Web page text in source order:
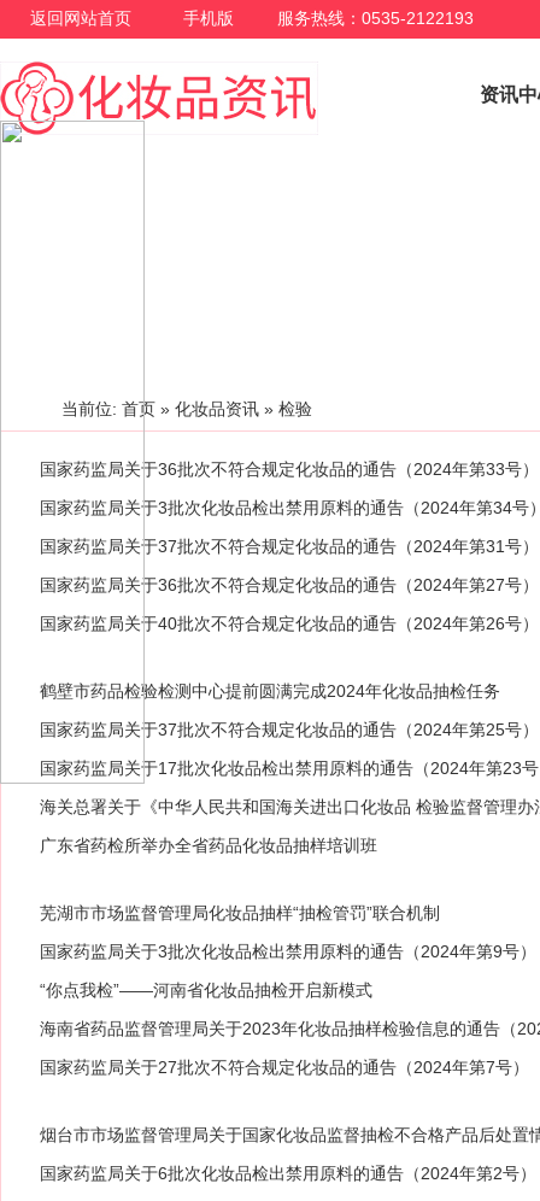
返回网站首页 手机版 服务热线：0535-2122193
资讯
当前位: 首页 » 化妆品资讯 » 检验
国家药监局关于36批次不符合规定化妆品的通告（2024年第33号）
国家药监局关于3批次化妆品检出禁用原料的通告（2024年第34号
国家药监局关于37批次不符合规定化妆品的通告（2024年第31号）
国家药监局关于36批次不符合规定化妆品的通告（2024年第27号）
国家药监局关于40批次不符合规定化妆品的通告（2024年第26号）
鹤壁市药品检验检测中心提前圆满完成2024年化妆品抽检任务
国家药监局关于37批次不符合规定化妆品的通告（2024年第25号）
国家药监局关于17批次化妆品检出禁用原料的通告（2024年第23
海关总署关于《中华人民共和国海关进出口化妆品 检验监督管理
广东省药检所举办全省药品化妆品抽样培训班
芜湖市市场监督管理局化妆品抽样“抽检管罚”联合机制
国家药监局关于3批次化妆品检出禁用原料的通告（2024年第9号）
“你点我检”——河南省化妆品抽检开启新模式
海南省药品监督管理局关于2023年化妆品抽样检验信息的通告（
国家药监局关于27批次不符合规定化妆品的通告（2024年第7号）
烟台市市场监督管理局关于国家化妆品监督抽检不合格产品后处置
国家药监局关于6批次化妆品检出禁用原料的通告（2024年第2号）